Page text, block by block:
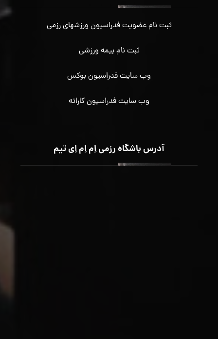
ثبت نام عضویت فدراسیون ورزشهای رزمی
ثبت نام بیمه ورزشی
وب سایت فدراسیون بوکس
وب سایت فدراسیون کاراته
آدرس باشگاه رزمی اِم اِم اِی تیم